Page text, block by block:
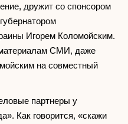
дружит со спонсором
Игорем Коломойским.
СМИ, даже
на совместный
партнеры у
Как говорится, «скажи